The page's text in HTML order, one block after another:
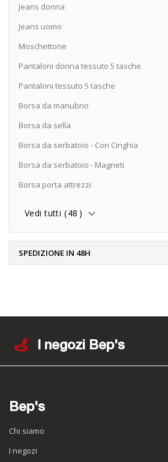
Jeans donna
Jeans uomo
Moschettone
Pantaloni donna tessuto 5 tasche
Pantaloni tessuto 5 tasche
Borsa da manubrio
Borsa da sella
Borsa da serbatoio - Con Cinghia
Borsa da serbatoio - Magneti
Borsa porta attrezzi
Vedi tutti (48 )
SPEDIZIONE IN 48H
I negozi Bep's
Bep's
Chi siamo
I negozi